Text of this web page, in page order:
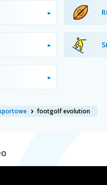
footgolf evolution